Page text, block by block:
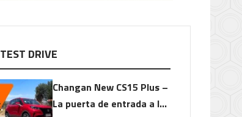
TEST DRIVE
Changan New CS15 Plus –
La puerta de entrada a la